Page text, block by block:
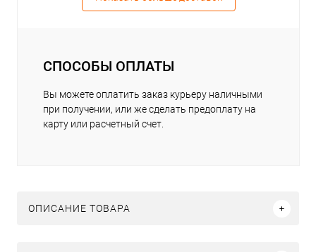
СПОСОБЫ ОПЛАТЫ
Вы можете оплатить заказ курьеру наличными
при получении, или же сделать предоплату на
карту или расчетный счет.
ОПИСАНИЕ ТОВАРА